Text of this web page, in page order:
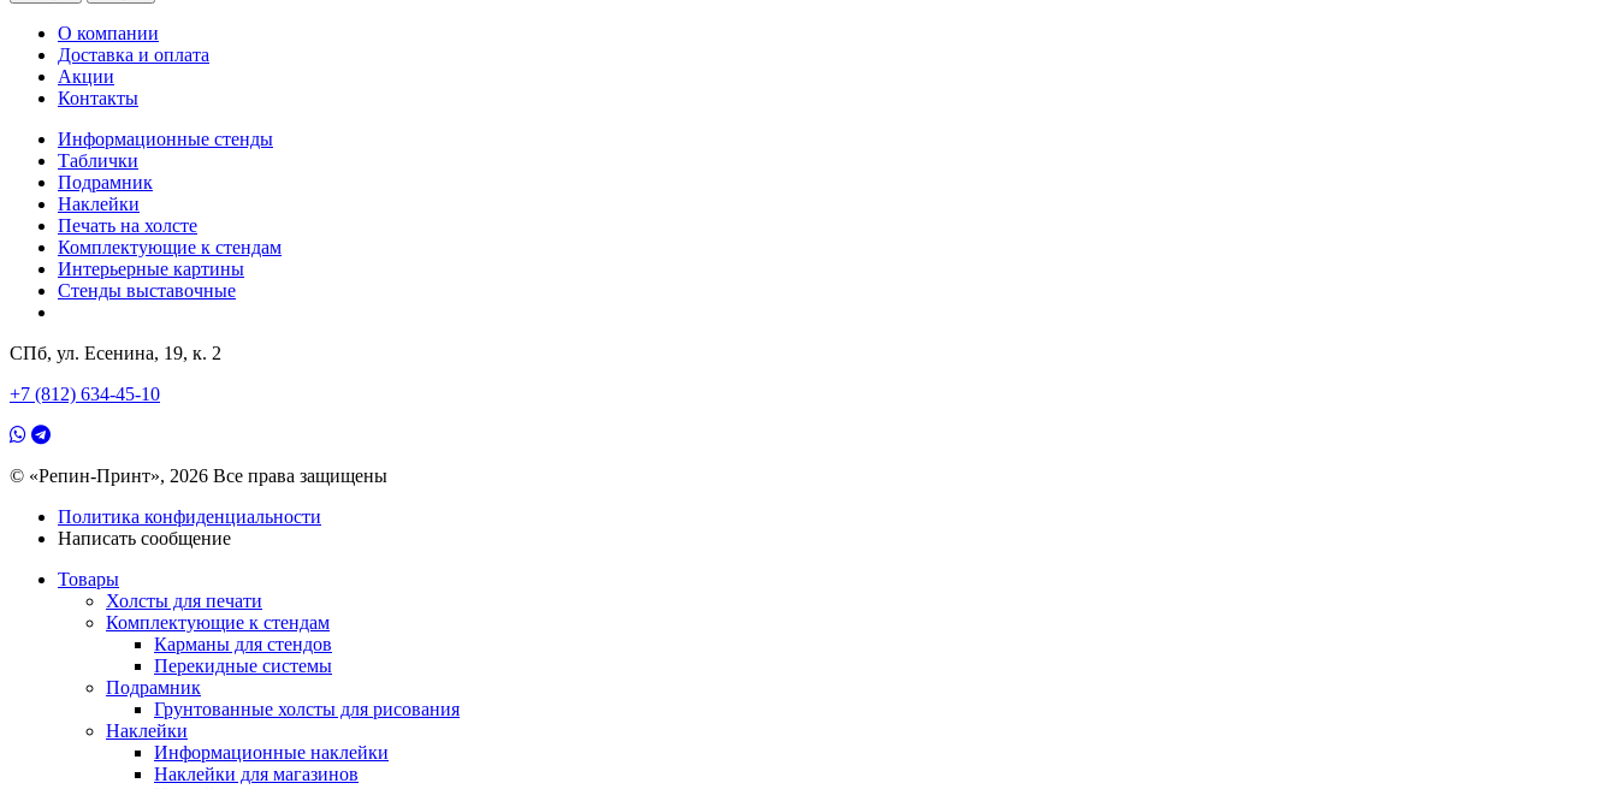
О компании
Доставка и оплата
Акции
Контакты
Информационные стенды
Таблички
Подрамник
Наклейки
Печать на холсте
Комплектующие к стендам
Интерьерные картины
Стенды выставочные
СПб, ул. Есенина, 19, к. 2
+7 (812) 634-45-10
© «Репин-Принт», 2026 Все права защищены
Политика конфиденциальности
Написать сообщение
Товары
Холсты для печати
Комплектующие к стендам
Карманы для стендов
Перекидные системы
Подрамник
Грунтованные холсты для рисования
Наклейки
Информационные наклейки
Наклейки для магазинов